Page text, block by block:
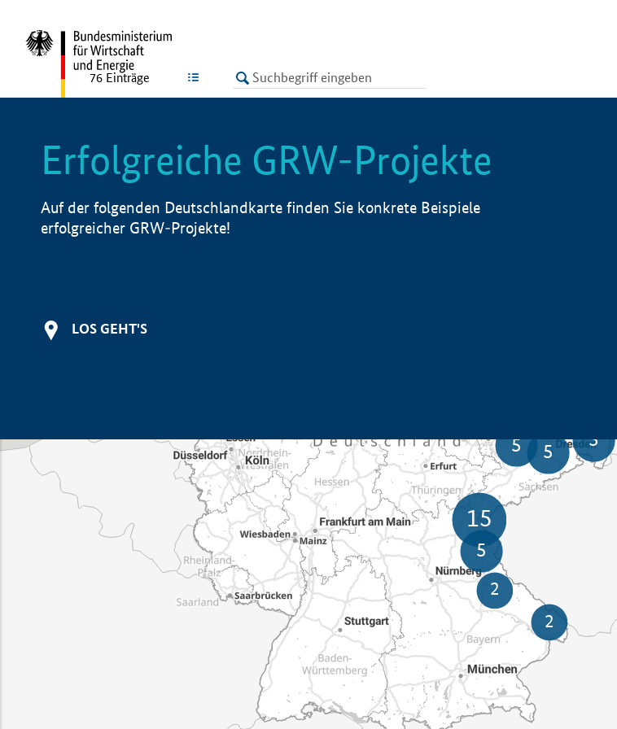
LISTE
76 Einträge
Erfolgreiche GRW-Projekte
Auf der folgenden Deutschlandkarte finden Sie konkrete Beispiele
erfolgreicher GRW-Projekte!
LOS GEHT'S